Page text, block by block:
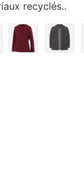
recyclés..